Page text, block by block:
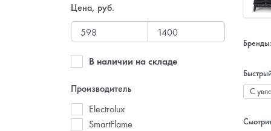
Цена, руб.
В наличии на складе
Производитель
Electrolux
SmartFlame
Бренды:
С